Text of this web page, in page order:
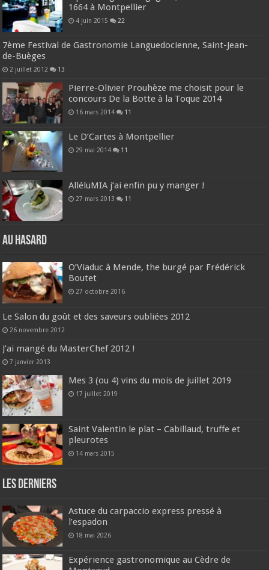
1664 à Montpellier
4 juin 2015 22
7ème Festival de Gastronomie Languedocienne, Saint-Jean-
de-Buèges
2 juillet 2012 13
Pierre-Olivier Prouhèze me choisit pour le
concours De la Botte à la Toque 2014
16 mars 2014 11
Le D’Cartes à Montpellier
29 mai 2014 11
AlléluMIA j’ai enfin pu y manger !
27 mars 2013 11
Au hasard
O’Viaduc à Mende, the burgé par Frédérick
Boutet
27 octobre 2016
Le Salon du goût et des saveurs oubliées 2012
26 novembre 2012
J’ai mangé du MasterChef 2012 !
7 janvier 2013
Mes 3 (ou 4) vins du mois de juillet 2019
17 juillet 2019
Saint Valentin le plat – Cabillaud, truffe et
pleurotes
14 mars 2015
Les derniers
Astuce du carpaccio express pressé à
l’espadon
18 mai 2026
Expérience gastronomique au Cèdre de